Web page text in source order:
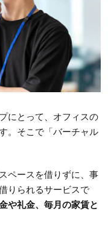
にとって、オフィスの
。そこで「バーチャル
ペースを借りずに、事
りられるサービスで
や礼金、毎月の家賃と